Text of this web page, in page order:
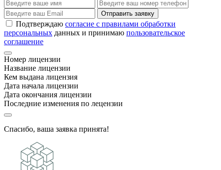
Отправить заявку
Подтверждаю согласие с правилами обработки
персональных данных и принимаю пользовательское
соглашение
Номер лицензии
Название лицензии
Кем выдана лицензия
Дата начала лицензии
Дата окончания лицензии
Последние изменения по лецензии
Спасибо, ваша заявка принята!